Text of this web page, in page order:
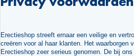
Erectieshop streeft ernaar een veilige en
creëren voor al haar klanten. Het waarborgen
Erectieshop zeer serieus genomen. De bij